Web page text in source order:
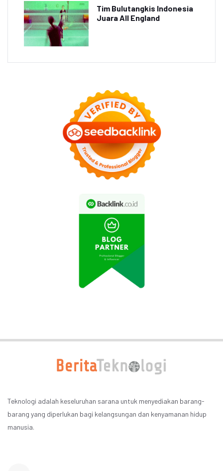
Tim Bulutangkis Indonesia
Juara All England
Teknologi adalah keseluruhan sarana untuk menyediakan barang-
barang yang diperlukan bagi kelangsungan dan kenyamanan hidup
manusia.